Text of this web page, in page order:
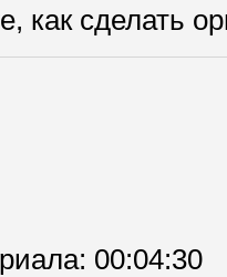
как сделать
: 00:04:30